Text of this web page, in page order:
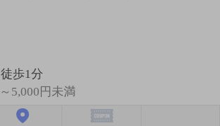
歩1分
5,000円未満